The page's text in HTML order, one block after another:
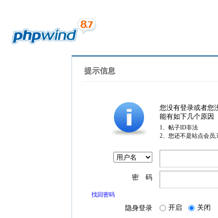
提示信息
您没有登录或者您
能有如下几个原因
1、帖子ID非法
2、您还不是站点会员
密 码
找回密码
隐身登录 开启 关闭